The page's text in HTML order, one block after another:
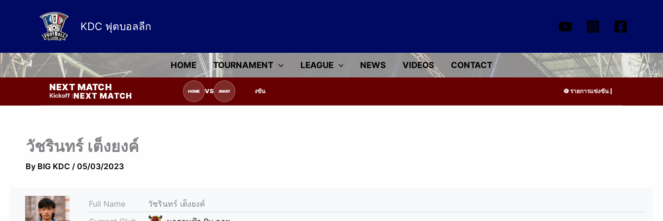
KDC ฟุตบอลลีก
HOME TOURNAMENT LEAGUE NEWS VIDEOS CONTACT
NEXT MATCH
Kickoff :NEXT MATCH HOME VS AWAY
รายการแข่งขัน | รอระบุวันแข่งขัน | รอข้อมูลทีมแข่งขัน รายการแข่งขัน | รอระบุวันแข่งขัน |
วัชรินทร์ เต็งยงค์
By BIG KDC / 05/03/2023
Full Name
วัชรินทร์ เต็งยงค์